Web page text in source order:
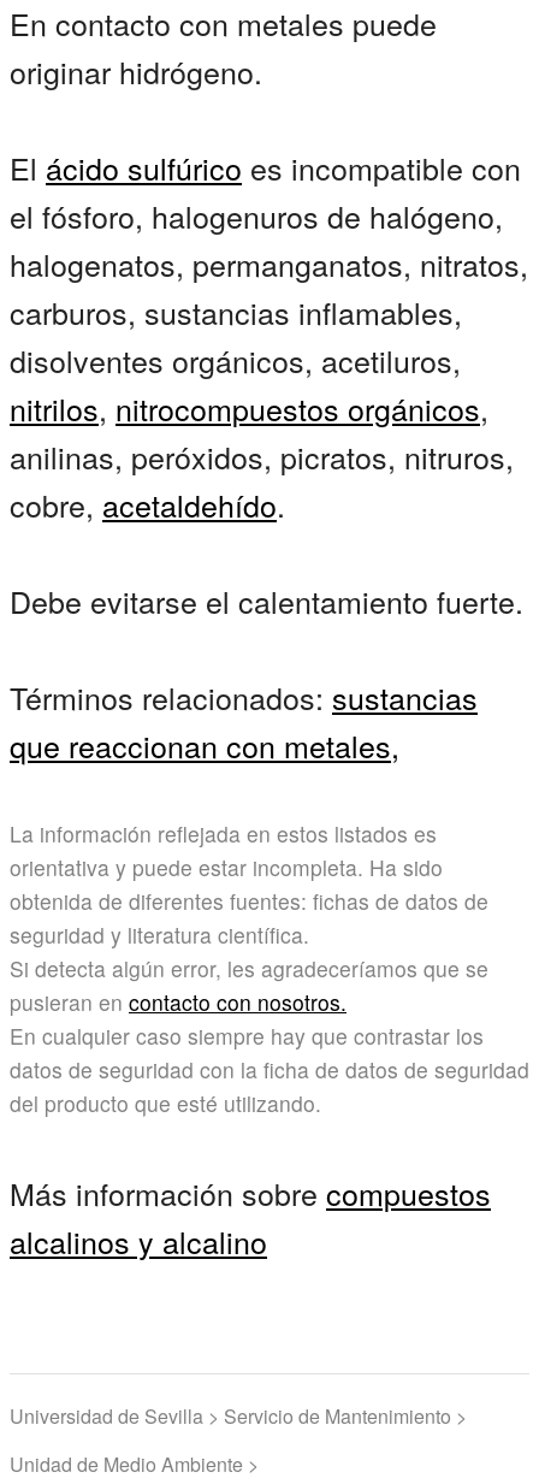
En contacto con metales puede
originar hidrógeno.
El ácido sulfúrico es incompatible con
el fósforo, halogenuros de halógeno,
halogenatos, permanganatos, nitratos,
carburos, sustancias inflamables,
disolventes orgánicos, acetiluros,
nitrilos, nitrocompuestos orgánicos,
anilinas, peróxidos, picratos, nitruros,
cobre, acetaldehído.
Debe evitarse el calentamiento fuerte.
Términos relacionados: sustancias
que reaccionan con metales,
La información reflejada en estos listados es
orientativa y puede estar incompleta. Ha sido
obtenida de diferentes fuentes: fichas de datos de
seguridad y literatura científica.
Si detecta algún error, les agradeceríamos que se
pusieran en contacto con nosotros.
En cualquier caso siempre hay que contrastar los
datos de seguridad con la ficha de datos de seguridad
del producto que esté utilizando.
Más información sobre compuestos
alcalinos y alcalino
Universidad de Sevilla > Servicio de Mantenimiento >
Unidad de Medio Ambiente >